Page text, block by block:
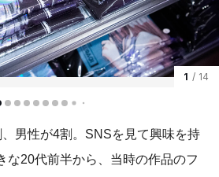
1 / 14
男性が4割。SNSを見て興味を持
な20代前半から、当時の作品のフ